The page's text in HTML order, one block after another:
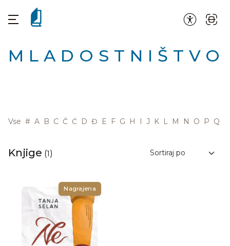
MLADOSTNIŠTVO
Vse # A B C Č Ć D Đ E F G H I J K L M N O P Q
Knjige (1)
Nagrajena